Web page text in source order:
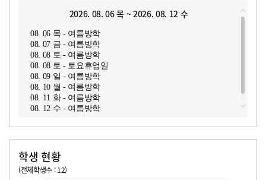
2026. 08. 06 목 ~ 2026. 08. 12 수
08. 06 목 - 여름방학
08. 07 금 - 여름방학
08. 08 토 - 여름방학
08. 08 토 - 토요휴업일
08. 09 일 - 여름방학
08. 10 월 - 여름방학
08. 11 화 - 여름방학
08. 12 수 - 여름방학
학생 현황
(전체학생수 : 12)